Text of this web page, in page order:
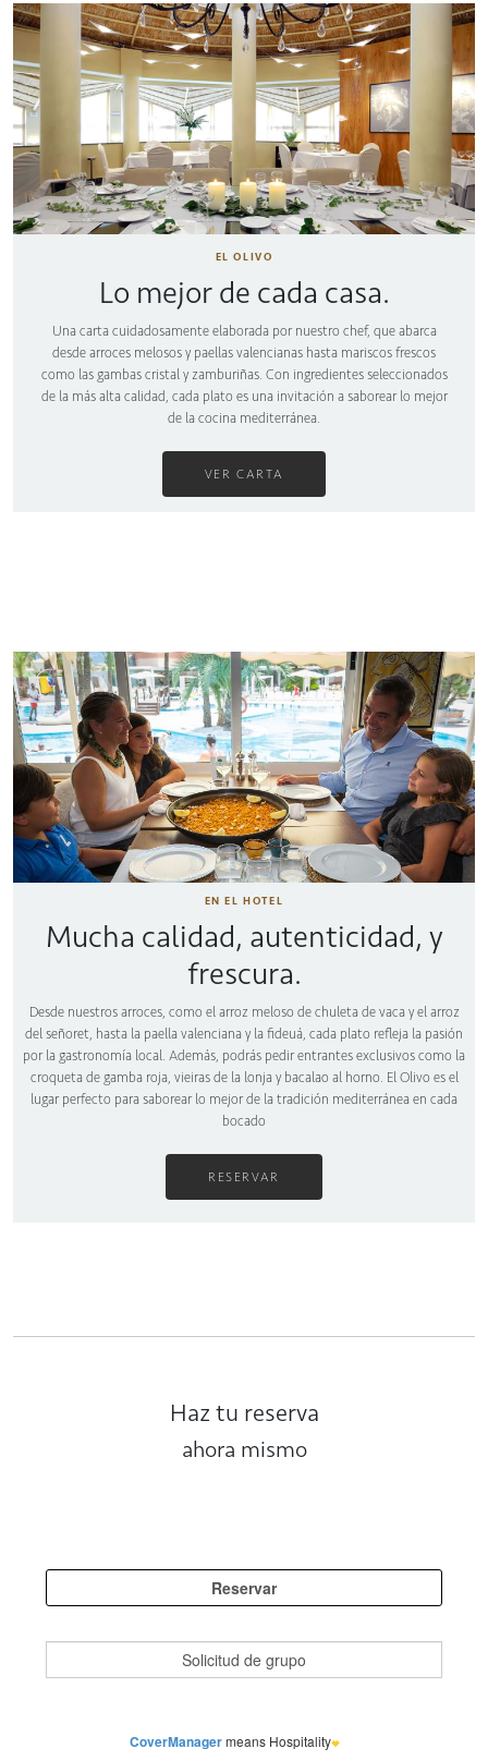
EL OLIVO
Lo mejor de cada casa.
Una carta cuidadosamente elaborada por nuestro chef, que abarca
desde arroces melosos y paellas valencianas hasta mariscos frescos
como las gambas cristal y zamburiñas. Con ingredientes seleccionados
de la más alta calidad, cada plato es una invitación a saborear lo mejor
de la cocina mediterránea.
VER CARTA
EN EL HOTEL
Mucha calidad, autenticidad, y
frescura.
Desde nuestros arroces, como el arroz meloso de chuleta de vaca y el arroz
del señoret, hasta la paella valenciana y la fideuá, cada plato refleja la pasión
por la gastronomía local. Además, podrás pedir entrantes exclusivos como la
croqueta de gamba roja, vieiras de la lonja y bacalao al horno. El Olivo es el
lugar perfecto para saborear lo mejor de la tradición mediterránea en cada
bocado
RESERVAR
Haz tu reserva
ahora mismo